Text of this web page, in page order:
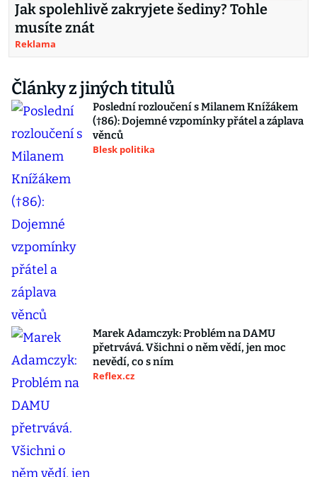
Jak spolehlivě zakryjete šediny? Tohle
musíte znát
Reklama
Články z jiných titulů
Poslední rozloučení s Milanem Knížákem
(†86): Dojemné vzpomínky přátel a záplava
věnců
Blesk politika
Marek Adamczyk: Problém na DAMU
přetrvává. Všichni o něm vědí, jen moc
nevědí, co s ním
Reflex.cz